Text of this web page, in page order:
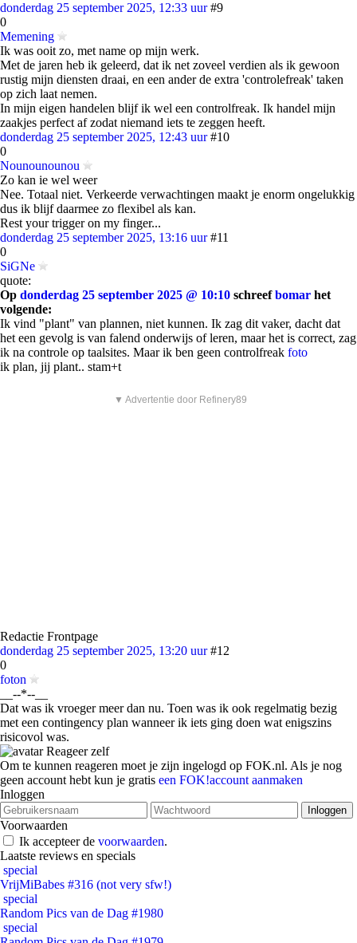
donderdag 25 september 2025, 12:33 uur #9
0
Memening
Ik was ooit zo, met name op mijn werk.
Met de jaren heb ik geleerd, dat ik net zoveel verdien als ik gewoon
rustig mijn diensten draai, en een ander de extra 'controlefreak' taken
op zich laat nemen.
In mijn eigen handelen blijf ik wel een controlfreak. Ik handel mijn
zaakjes perfect af zodat niemand iets te zeggen heeft.
donderdag 25 september 2025, 12:43 uur #10
0
Nounounounou
Zo kan ie wel weer
Nee. Totaal niet. Verkeerde verwachtingen maakt je enorm ongelukkig
dus ik blijf daarmee zo flexibel als kan.
Rest your trigger on my finger...
donderdag 25 september 2025, 13:16 uur #11
0
SiGNe
quote:
Op donderdag 25 september 2025 @ 10:10 schreefbomar het
volgende:
Ik vind "plant" van plannen, niet kunnen. Ik zag dit vaker, dacht dat
het een gevolg is van falend onderwijs of leren, maar het is correct, zag
ik na controle op taalsites. Maar ik ben geen controlfreak foto
ik plan, jij plant.. stam+t
▼ Advertentie door Refinery89
Redactie Frontpage
donderdag 25 september 2025, 13:20 uur #12
0
foton
__--*--__
Dat was ik vroeger meer dan nu. Toen was ik ook regelmatig bezig
met een contingency plan wanneer ik iets ging doen wat enigszins
risicovol was.
Reageer zelf
Om te kunnen reageren moet je zijn ingelogd op FOK.nl. Als je nog
geen account hebt kun je gratis een FOK!account aanmaken
Inloggen
Voorwaarden
Ik accepteer de voorwaarden.
Laatste reviews en specials
special
VrijMiBabes #316 (not very sfw!)
special
Random Pics van de Dag #1980
special